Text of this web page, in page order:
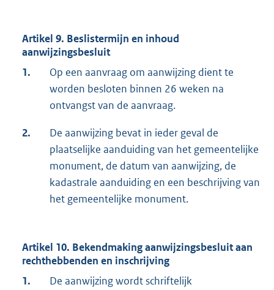
Artikel 9. Beslistermijn en inhoud
aanwijzingsbesluit
1.
Op een aanvraag om aanwijzing dient te
worden besloten binnen 26 weken na
ontvangst van de aanvraag.
2.
De aanwijzing bevat in ieder geval de
plaatselijke aanduiding van het gemeentelijke
monument, de datum van aanwijzing, de
kadastrale aanduiding en een beschrijving van
het gemeentelijke monument.
Artikel 10. Bekendmaking aanwijzingsbesluit aan
rechthebbenden en inschrijving
1.
De aanwijzing wordt schriftelijk